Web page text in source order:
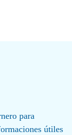
para
útiles